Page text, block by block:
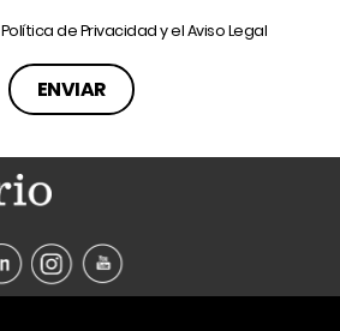
Política de Privacidady elAviso Legal